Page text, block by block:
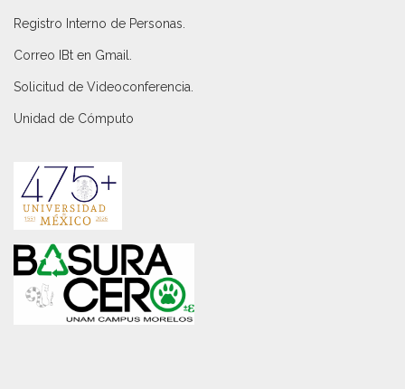
Registro Interno de Personas
Correo IBt en Gmail
Solicitud de Videoconferencia.
Unidad de Cómputo